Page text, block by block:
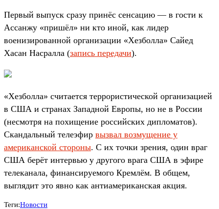
Первый выпуск сразу принёс сенсацию — в гости к
Ассанжу «пришёл» ни кто иной, как лидер
военизированной организации «Хезболла» Сайед
Хасан Насралла (запись передачи).
«Хезболла» считается террористической организацией
в США и странах Западной Европы, но не в России
(несмотря на похищение российских дипломатов).
Скандальный телеэфир вызвал возмущение у
американской стороны. С их точки зрения, один враг
США берёт интервью у другого врага США в эфире
телеканала, финансируемого Кремлём. В общем,
выглядит это явно как антиамериканская акция.
Теги:Новости